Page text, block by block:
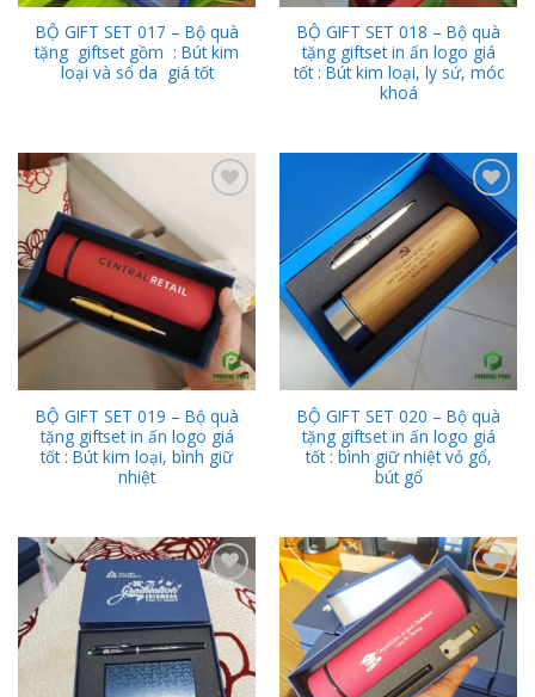
BỘ GIFT SET 017 – Bộ quà
tặng giftset gồm : Bút kim
loại và sổ da giá tốt
BỘ GIFT SET 018 – Bộ quà
tặng giftset in ấn logo giá
tốt : Bút kim loại, ly sứ, móc
khoá
BỘ GIFT SET 019 – Bộ quà
tặng giftset in ấn logo giá
tốt : Bút kim loại, bình giữ
nhiệt
Add to
Wishlist
BỘ GIFT SET 020 – Bộ quà
tặng giftset in ấn logo giá
tốt : bình giữ nhiệt vỏ gổ,
bút gổ
Add to
Wishlist
Add to
Wishlist